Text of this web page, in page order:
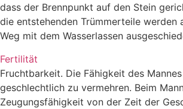
dass der Brennpunkt auf den Stein
die entstehenden Trümmerteile werden
Weg mit dem Wasserlassen
Fertilität
Fruchtbarkeit. Die Fähigkeit des
geschlechtlich zu vermehren. Beim
Zeugungsfähigkeit von der Zeit der